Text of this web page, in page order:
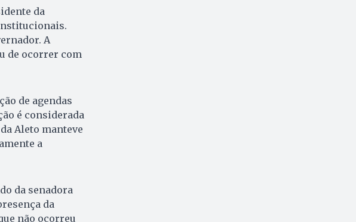
da
A
de ocorrer com
de agendas
é considerada
Aleto manteve
a
da senadora
da
não ocorreu